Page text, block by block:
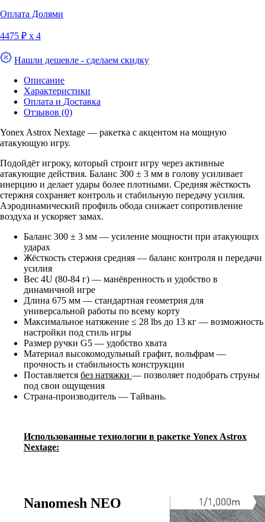
Оплата Долями
4475 ₽ х 4
Нашли дешевле - сделаем скидку
Описание
Характеристики
Оплата и Доставка
Отзывов (0)
Yonex Astrox Nextage — ракетка с акцентом на мощную
атакующую игру.
Подойдёт игроку, который строит игру через активные
атакующие действия. Баланс 300 ± 3 мм в голову усиливает
инерцию и делает удары более плотными. Средняя жёсткость
стержня сохраняет контроль и стабильную передачу усилия.
Аэродинамический профиль обода снижает сопротивление
воздуха и ускоряет замах.
Баланс 300 ± 3 мм — усиление мощности при атакующих
ударах
Жёсткость стержня средняя — баланс контроля и передачи
усилия
Вес 4U (80-84 г) — манёвренность и удобство в
динамичной игре
Длина 675 мм — стандартная геометрия для
универсальной работы по всему корту
Максимальное натяжение ≤ 28 lbs до 13 кг — возможность
настройки под стиль игры
Размер ручки G5 — удобство хвата
Материал высокомодульный графит, вольфрам —
прочность и стабильность конструкции
Поставляется без натяжки — позволяет подобрать струны
под свои ощущения
Страна-производитель — Тайвань.
Использованные технологии в ракетке Yonex Astrox
Nextage:
Nanomesh NEO